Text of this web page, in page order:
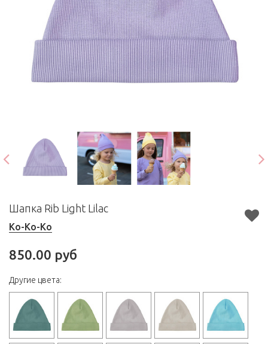
Шапка Rib Light Lilac
Ko-Ko-Ko
850.00 руб
Другие цвета: